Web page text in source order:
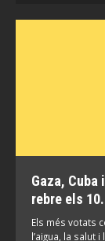
Gaza,
rebre els
Els més votats
l’aigua, la salut